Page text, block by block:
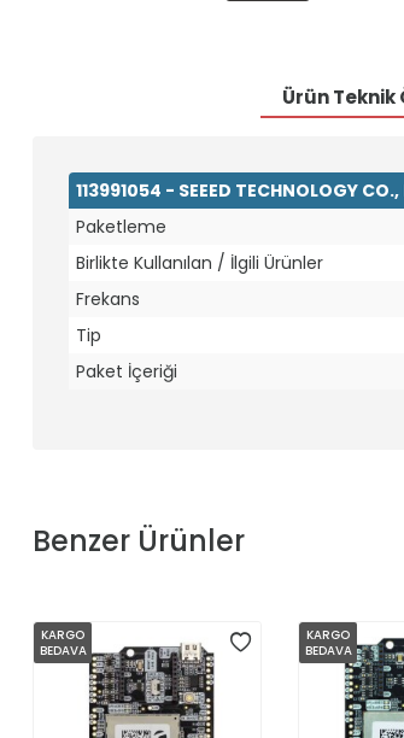
Ürün Teknik
113991054 - SEEED TECHNOLOGY
Paketleme
Birlikte Kullanılan / İlgili Ürünler
Frekans
Tip
Paket İçeriği
Benzer Ürünler
KARGO
BEDAVA
KARGO
BEDAVA